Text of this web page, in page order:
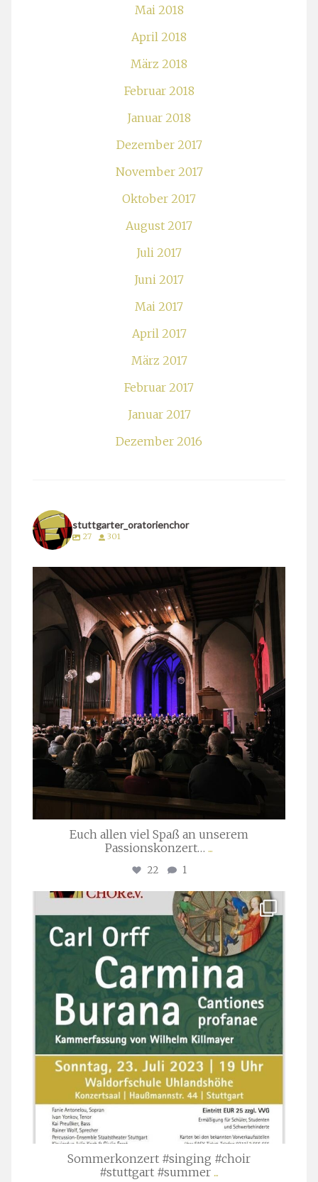
Mai 2018
April 2018
März 2018
Februar 2018
Januar 2018
Dezember 2017
November 2017
Oktober 2017
August 2017
Juli 2017
Juni 2017
Mai 2017
April 2017
März 2017
Februar 2017
Januar 2017
Dezember 2016
stuttgarter_oratorienchor
27 301
stuttgarter_oratorienchor
März 24
Euch allen viel Spaß an unserem
Passionskonzert… ...
22 1
stuttgarter_oratorienchor
Juli 22
Sommerkonzert #singing #choir
#stuttgart #summer ...